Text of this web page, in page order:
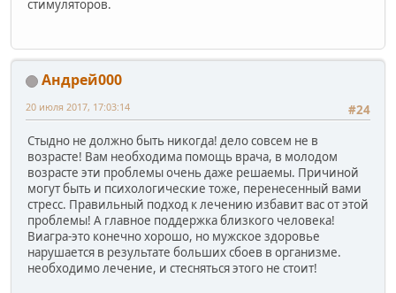
стимуляторов.
Андрей000
#24
20 июля 2017, 17:03:14
Стыдно не должно быть никогда! дело совсем не в
возрасте! Вам необходима помощь врача, в молодом
возрасте эти проблемы очень даже решаемы. Причиной
могут быть и психологические тоже, перенесенный вами
стресс. Правильный подход к лечению избавит вас от этой
проблемы! А главное поддержка близкого человека!
Виагра-это конечно хорошо, но мужское здоровье
нарушается в результате больших сбоев в организме.
необходимо лечение, и стесняться этого не стоит!